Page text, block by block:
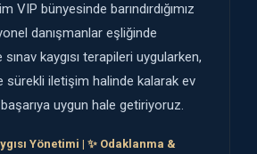
VIP bünyesinde barındırdığımız
danışmanlar eşliğinde
kaygısı terapileri uygularken,
sürekli iletişim halinde kalarak ev
başarıya uygun hale getiriyoruz.
Yönetimi | ✨ Odaklanma &